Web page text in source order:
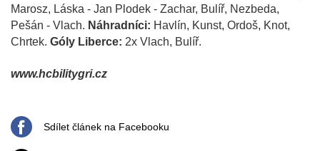
Marosz, Láska - Jan Plodek - Zachar, Bulíř, Nezbeda,
Pešán - Vlach. Náhradníci: Havlín, Kunst, Ordoš, Knot,
Chrtek. Góly Liberce: 2x Vlach, Bulíř.
www.hcbilitygri.cz
Sdílet článek na Facebooku